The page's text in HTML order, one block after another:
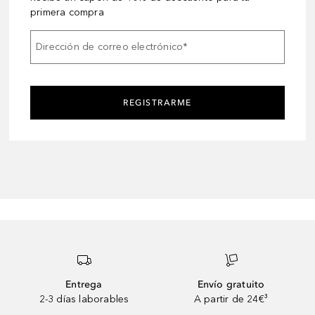
primera compra
Dirección de correo electrónico*
REGISTRARME
Entrega
2-3 días laborables
Envío gratuito
A partir de 24€³